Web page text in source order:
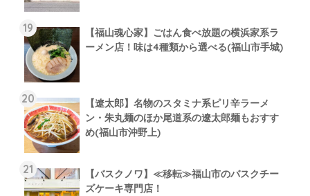
【福山魂心家】ごはん食べ放題の横浜家系ラ
ーメン店！味は4種類から選べる(福山市手城)
【遼太郎】名物のスタミナ系ピリ辛ラーメ
ン・朱丸麺のほか尾道系の遼太郎麺もおすす
め(福山市沖野上)
【バスクノワ】≪移転≫福山市のバスクチー
ズケーキ専門店！